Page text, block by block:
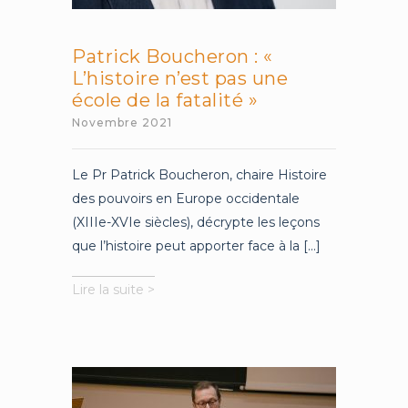
Patrick Boucheron : «
L’histoire n’est pas une
école de la fatalité »
Novembre 2021
Le Pr Patrick Boucheron, chaire Histoire
des pouvoirs en Europe occidentale
(XIIIe-XVIe siècles), décrypte les leçons
que l’histoire peut apporter face à la [...]
Lire la suite >
L’histoire
n’est